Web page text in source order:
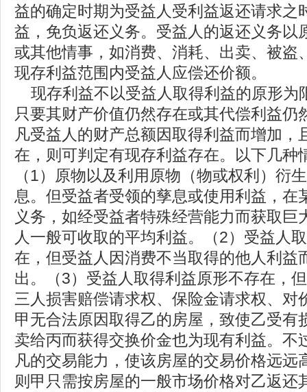
益的确定时期为受益人受利益返还请求之
益，免负返还义务。受益人的返还义务以
或其他情事，如消费、消耗、出卖、被盗
现存利益范围内受益人应偿还价额。
现存利益不以受益人取得利益的原形为
只要其财产价值仍然存在或其代偿利益仍
凡受益人的财产总额因取得利益而增加，
在，则可判定有现存利益存在。以下几种
（1）原物以及利用原物（物或权利）衍
息。但受益者受领的孳息或使用利益，在
义务，如经受益者特殊经营能力而获取巨
人一般可收取的平均利益。（2）受益人
在，但受益人因消费不当取得的他人利益
出。（3）受益人取得利益原形不存在，
三人损害赔偿请求权、保险金请求权、对
甲无合法原因取得乙的房屋，致使乙受有
卖给丙而获得交换价金也为现有利益。不
凡的交易能力，使该房屋的交易价格远远
则甲只需按房屋的一般市场价格对乙返还